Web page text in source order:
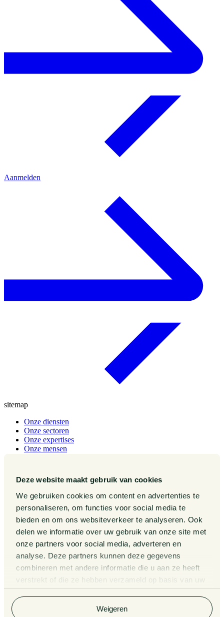
Deze website maakt gebruik van cookies
We gebruiken cookies om content en advertenties te
personaliseren, om functies voor social media te
bieden en om ons websiteverkeer te analyseren. Ook
delen we informatie over uw gebruik van onze site met
onze partners voor social media, adverteren en
analyse. Deze partners kunnen deze gegevens
combineren met andere informatie die u aan ze heeft
verstrekt of die ze hebben verzameld op basis van uw
gebruik van hun services. Bekijkhierde volledige
Weigeren
Aanmelden
sitemap
Onze diensten
Onze sectoren
Onze expertises
Onze mensen
Over ons
Contact
Pieter van Doorne Fonds
Diversiteit, Inclusie en Gelijkwaardigheid bij Van Doorne
Internationaal
Legal Tech
Van Doorne x AI
Zaken
Algemene Voorwaarden
Privacy Statement